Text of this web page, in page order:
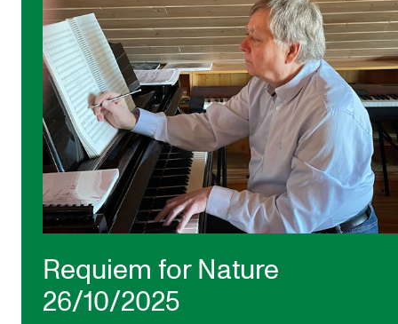
Requiem for Nature
26/10/2025